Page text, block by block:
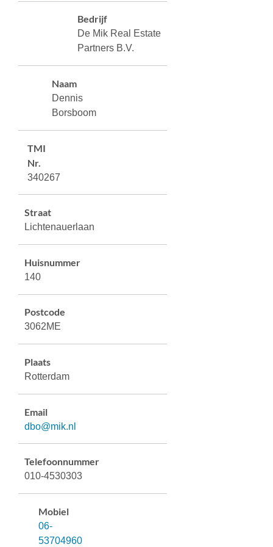
Bedrijf
De Mik Real Estate
Partners B.V.
Naam
Dennis
Borsboom
TMI
Nr.
340267
Straat
Lichtenauerlaan
Huisnummer
140
Postcode
3062ME
Plaats
Rotterdam
Email
dbo@mik.nl
Telefoonnummer
010-4530303
Mobiel
06-
53704960